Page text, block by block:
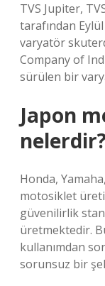
TVS Jupiter,
tarafından
varyatör
Company of
sürülen bir
Japon
Honda,
motosiklet
güvenilirlik
üretmektedir.
kullanımdan
sorunsuz bir